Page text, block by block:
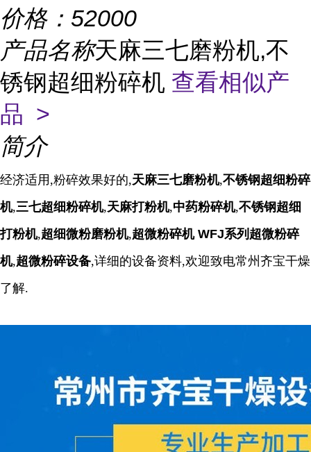
价格： 52000
产品名称天麻三七磨粉机,不
锈钢超细粉碎机 查看相似产
品 >
简介
经济适用,粉碎效果好的,天麻三七磨粉机,不锈钢超细粉碎
机,三七超细粉碎机,天麻打粉机,中药粉碎机,不锈钢超细
打粉机,超细微粉磨粉机,超微粉碎机 WFJ系列超微粉碎
机,超微粉碎设备,详细的设备资料,欢迎致电常州齐宝干燥
了解.